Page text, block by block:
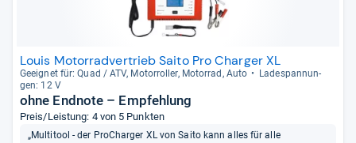
Louis Motorradvertrieb Saito Pro Charger XL
Geeig­net für: Quad / ATV, Motor­rol­ler, Motor­rad, Auto
Lade­span­nun­
gen: 12 V
ohne Endnote – Empfehlung
Preis/Leistung: 4 von 5 Punkten
„Multitool - der ProCharger XL von Saito kann alles für alle